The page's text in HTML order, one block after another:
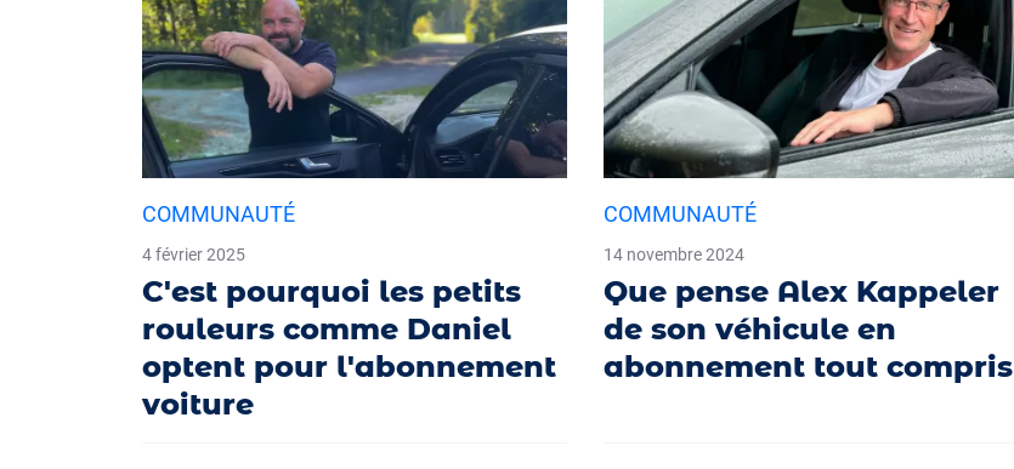
COMMUNAUTÉ
4 février 2025
C'est pourquoi les petits
rouleurs comme Daniel
optent pour l'abonnement
voiture
COMMUNAUTÉ
14 novembre 2024
Que pense Alex Kappeler
de son véhicule en
abonnement tout compris